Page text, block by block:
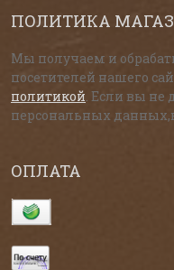
ПОЛИТИКА
Мы получаем и
посетителей нашего
политикой. Если вы не
персональных
ОПЛАТА